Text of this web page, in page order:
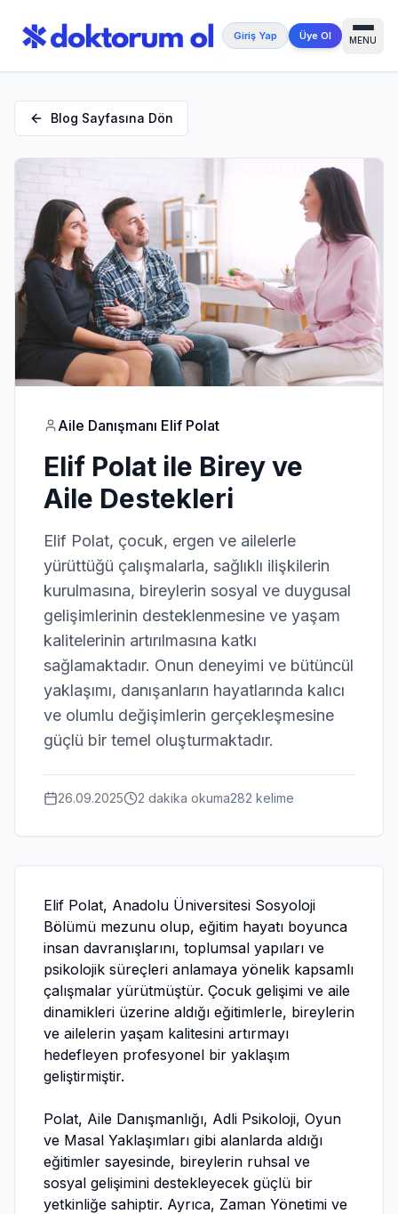
Giriş Yap Üye Ol MENU
Blog Sayfasına Dön
Aile Danışmanı Elif Polat
Elif Polat ile Birey ve
Aile Destekleri
Elif Polat, çocuk, ergen ve ailelerle
yürüttüğü çalışmalarla, sağlıklı ilişkilerin
kurulmasına, bireylerin sosyal ve duygusal
gelişimlerinin desteklenmesine ve yaşam
kalitelerinin artırılmasına katkı
sağlamaktadır. Onun deneyimi ve bütüncül
yaklaşımı, danışanların hayatlarında kalıcı
ve olumlu değişimlerin gerçekleşmesine
güçlü bir temel oluşturmaktadır.
26.09.2025 2 dakika okuma282 kelime
Elif Polat, Anadolu Üniversitesi Sosyoloji
Bölümü mezunu olup, eğitim hayatı boyunca
insan davranışlarını, toplumsal yapıları ve
psikolojik süreçleri anlamaya yönelik kapsamlı
çalışmalar yürütmüştür. Çocuk gelişimi ve aile
dinamikleri üzerine aldığı eğitimlerle, bireylerin
ve ailelerin yaşam kalitesini artırmayı
hedefleyen profesyonel bir yaklaşım
geliştirmiştir.
Polat, Aile Danışmanlığı, Adli Psikoloji, Oyun
ve Masal Yaklaşımları gibi alanlarda aldığı
eğitimler sayesinde, bireylerin ruhsal ve
sosyal gelişimini destekleyecek güçlü bir
yetkinliğe sahiptir. Ayrıca, Zaman Yönetimi ve